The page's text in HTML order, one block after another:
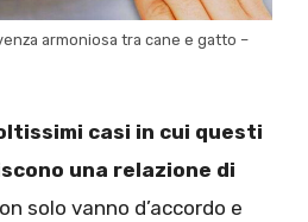
armoniosa tra cane e gatto –
casi in cui questi
una relazione di
solo vanno d’accordo e